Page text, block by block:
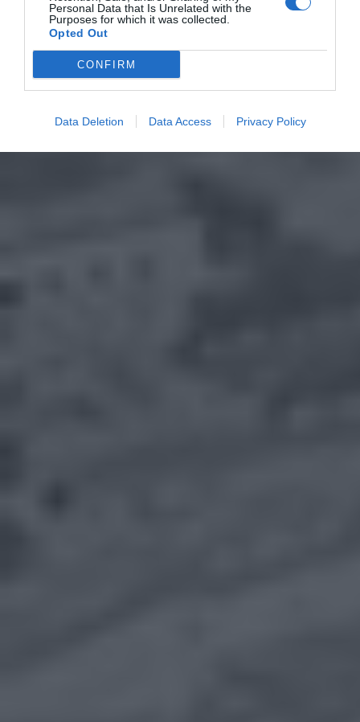
Personal Data that Is Unrelated with the
Purposes for which it was collected.
Opted Out
CONFIRM
Data Deletion Data Access Privacy Policy